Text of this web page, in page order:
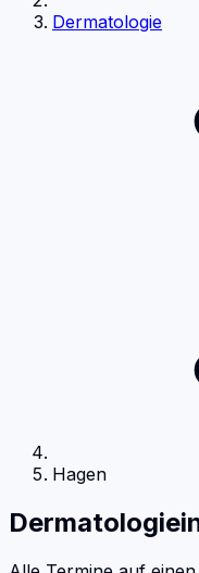
Dermatologie
Hagen
Dermatologie